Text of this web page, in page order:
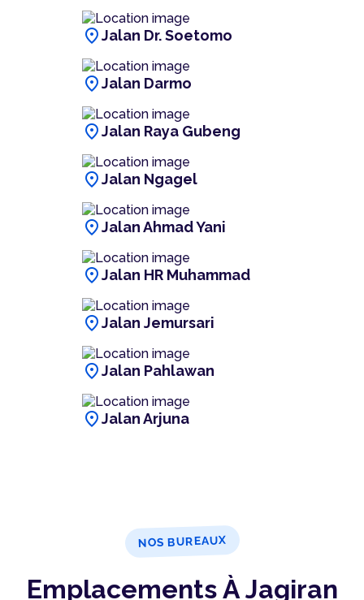
location_onJalan Dr. Soetomo
location_onJalan Darmo
location_onJalan Raya Gubeng
location_onJalan Ngagel
location_onJalan Ahmad Yani
location_onJalan HR Muhammad
location_onJalan Jemursari
location_onJalan Pahlawan
location_onJalan Arjuna
NOS BUREAUX
Emplacements À Jagiran